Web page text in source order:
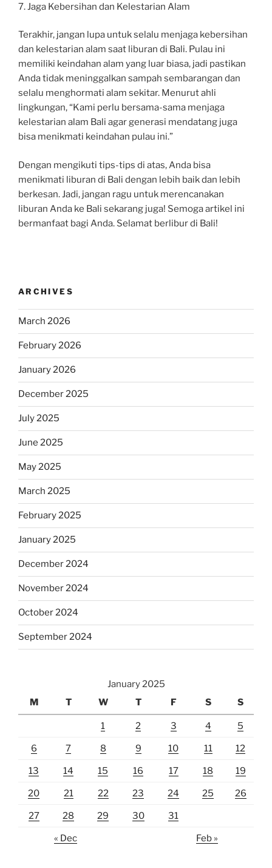
7. Jaga Kebersihan dan Kelestarian Alam
Terakhir, jangan lupa untuk selalu menjaga kebersihan
dan kelestarian alam saat liburan di Bali. Pulau ini
memiliki keindahan alam yang luar biasa, jadi pastikan
Anda tidak meninggalkan sampah sembarangan dan
selalu menghormati alam sekitar. Menurut ahli
lingkungan, “Kami perlu bersama-sama menjaga
kelestarian alam Bali agar generasi mendatang juga
bisa menikmati keindahan pulau ini.”
Dengan mengikuti tips-tips di atas, Anda bisa
menikmati liburan di Bali dengan lebih baik dan lebih
berkesan. Jadi, jangan ragu untuk merencanakan
liburan Anda ke Bali sekarang juga! Semoga artikel ini
bermanfaat bagi Anda. Selamat berlibur di Bali!
ARCHIVES
March 2026
February 2026
January 2026
December 2025
July 2025
June 2025
May 2025
March 2025
February 2025
January 2025
December 2024
November 2024
October 2024
September 2024
January 2025
M
T W T F S S
1 2 3 4 5
6 7 8 9 10 11 12
13 14 15 16 17 18 19
20 21 22 23 24 25 26
27 28 29 30 31
« Dec Feb »